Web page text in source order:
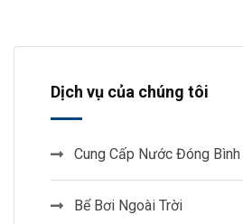
Dịch vụ của chúng tôi
Cung Cấp Nước Đóng
Bể Bơi Ngoài Trời